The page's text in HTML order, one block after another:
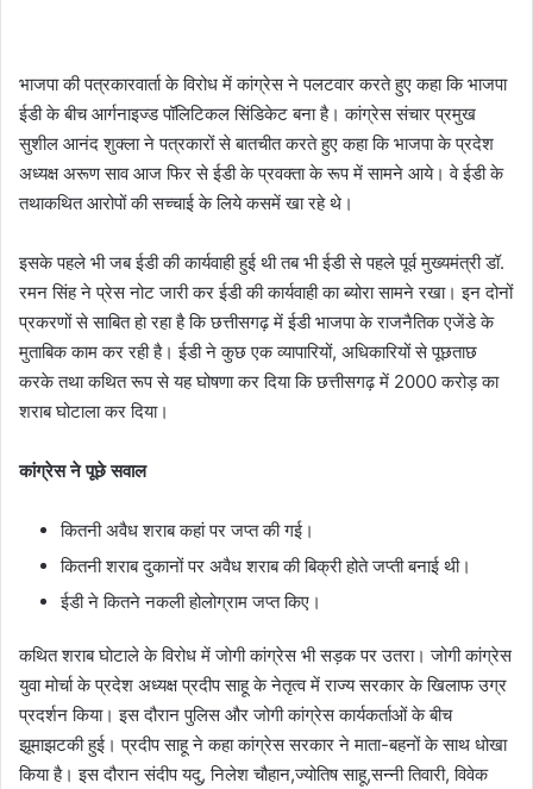
भाजपा की पत्रकारवार्ता के विरोध में कांग्रेस ने पलटवार करते हुए कहा कि भाजपा
ईडी के बीच आर्गनाइज्ड पॉलिटिकल सिंडिकेट बना है। कांग्रेस संचार प्रमुख
सुशील आनंद शुक्ला ने पत्रकारों से बातचीत करते हुए कहा कि भाजपा के प्रदेश
अध्यक्ष अरूण साव आज फिर से ईडी के प्रवक्ता के रूप में सामने आये। वे ईडी के
तथाकथित आरोपों की सच्चाई के लिये कसमें खा रहे थे।
इसके पहले भी जब ईडी की कार्यवाही हुई थी तब भी ईडी से पहले पूर्व मुख्यमंत्री डॉ.
रमन सिंह ने प्रेस नोट जारी कर ईडी की कार्यवाही का ब्योरा सामने रखा। इन दोनों
प्रकरणों से साबित हो रहा है कि छत्तीसगढ़ में ईडी भाजपा के राजनैतिक एजेंडे के
मुताबिक काम कर रही है। ईडी ने कुछ एक व्यापारियों, अधिकारियों से पूछताछ
करके तथा कथित रूप से यह घोषणा कर दिया कि छत्तीसगढ़ में 2000 करोड़ का
शराब घोटाला कर दिया।
कांग्रेस ने पूछे सवाल
कितनी अवैध शराब कहां पर जप्त की गई।
कितनी शराब दुकानों पर अवैध शराब की बिक्री होते जप्ती बनाई थी।
ईडी ने कितने नकली होलोग्राम जप्त किए।
कथित शराब घाेटाले के विरोध में जाेगी कांग्रेस भी सड़क पर उतरा। जोगी कांग्रेस
युवा मोर्चा के प्रदेश अध्यक्ष प्रदीप साहू के नेतृत्व में राज्य सरकार के खिलाफ उग्र
प्रदर्शन किया। इस दौरान पुलिस और जोगी कांग्रेस कार्यकर्ताओं के बीच
झूमाझटकी हुई। प्रदीप साहू ने कहा कांग्रेस सरकार ने माता-बहनों के साथ धोखा
किया है। इस दौरान संदीप यदु, निलेश चौहान,ज्योतिष साहू,सन्नी तिवारी, विवेक